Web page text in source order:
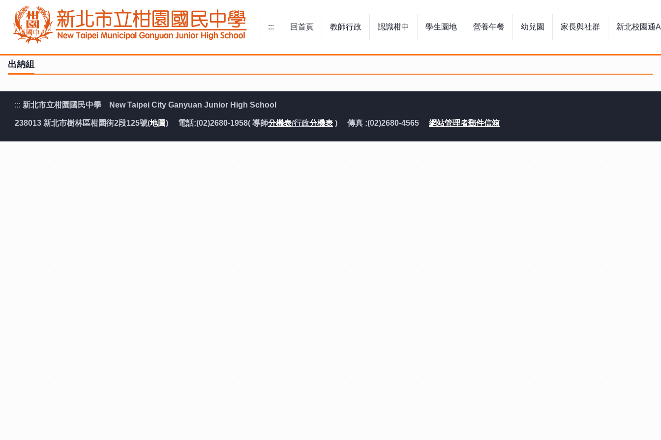
內
容
::: 回首頁 教師行政 認識柑中 學生園地 營養午餐 幼兒園 家長與社群 新北校園通
出納組
::: 新北市立柑園國民中學 New Taipei City Ganyuan Junior High School
238013 新北市樹林區柑園街2段125號(地圖) 電話:(02)2680-1958( 導師分機表/行政分機表 ) 傳真 :(02)2680-4565 網站管理者郵件信箱